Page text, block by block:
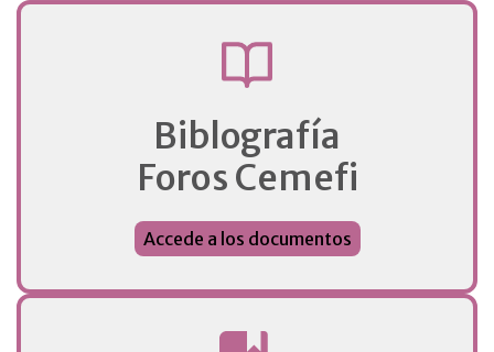
Biblografía
Foros Cemefi
Accede a los documentos